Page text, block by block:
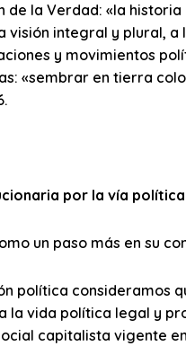
de la Verdad: «la
visión integral y plural, a
y movimientos
«sembrar en tierra
por la vía política
un paso más en su
política consideramos
la vida política legal y
capitalista vigente